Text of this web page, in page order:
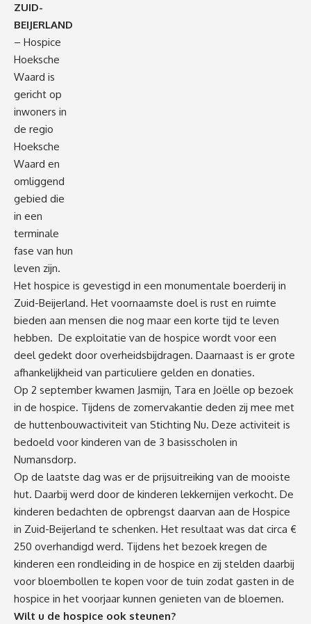
ZUID-
BEIJERLAND
– Hospice
Hoeksche
Waard is
gericht op
inwoners in
de regio
Hoeksche
Waard en
omliggend
gebied die
in een
terminale
fase van hun
leven zijn.
Het hospice is gevestigd in een monumentale boerderij in
Zuid-Beijerland. Het voornaamste doel is rust en ruimte
bieden aan mensen die nog maar een korte tijd te leven
hebben. De exploitatie van de hospice wordt voor een
deel gedekt door overheidsbijdragen. Daarnaast is er grote
afhankelijkheid van particuliere gelden en donaties.
Op 2 september kwamen Jasmijn, Tara en Joëlle op bezoek
in de hospice. Tijdens de zomervakantie deden zij mee met
de huttenbouwactiviteit van Stichting Nu. Deze activiteit is
bedoeld voor kinderen van de 3 basisscholen in
Numansdorp.
Op de laatste dag was er de prijsuitreiking van de mooiste
hut. Daarbij werd door de kinderen lekkernijen verkocht. De
kinderen bedachten de opbrengst daarvan aan de Hospice
in Zuid-Beijerland te schenken. Het resultaat was dat circa €
250 overhandigd werd. Tijdens het bezoek kregen de
kinderen een rondleiding in de hospice en zij stelden daarbij
voor bloembollen te kopen voor de tuin zodat gasten in de
hospice in het voorjaar kunnen genieten van de bloemen.
Wilt u de hospice ook steunen?